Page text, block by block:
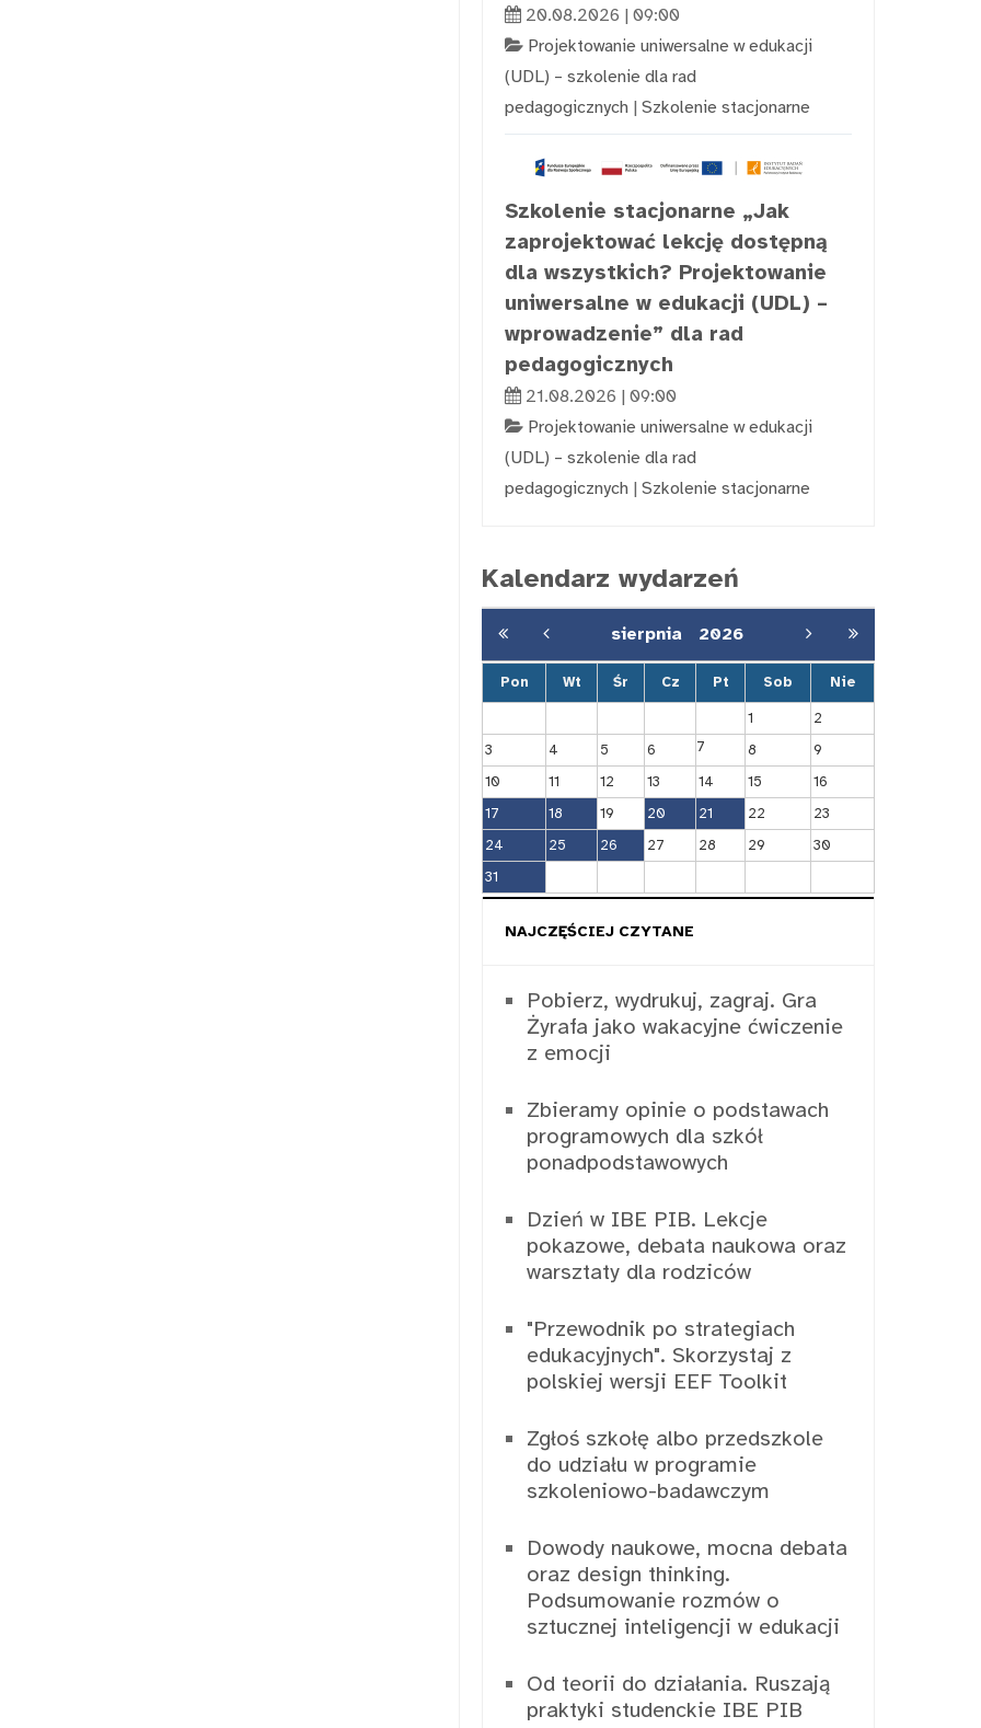
20.08.2026 | 09:00
Projektowanie uniwersalne w edukacji
(UDL) – szkolenie dla rad
pedagogicznych | Szkolenie stacjonarne
Szkolenie stacjonarne „Jak
zaprojektować lekcję dostępną
dla wszystkich? Projektowanie
uniwersalne w edukacji (UDL) –
wprowadzenie” dla rad
pedagogicznych
21.08.2026 | 09:00
Projektowanie uniwersalne w edukacji
(UDL) – szkolenie dla rad
pedagogicznych | Szkolenie stacjonarne
Kalendarz wydarzeń
sierpnia 2026
Pon Wt Śr Cz Pt Sob Nie
1
2
3
4 5 6 7 8
9
10
11 12 13 14 15
16
17
18 19 20 21 22
23
24
25 26 27 28 29
30
31
NAJCZĘŚCIEJ CZYTANE
Pobierz, wydrukuj, zagraj. Gra
Żyrafa jako wakacyjne ćwiczenie
z emocji
Zbieramy opinie o podstawach
programowych dla szkół
ponadpodstawowych
Dzień w IBE PIB. Lekcje
pokazowe, debata naukowa oraz
warsztaty dla rodziców
"Przewodnik po strategiach
edukacyjnych". Skorzystaj z
polskiej wersji EEF Toolkit
Zgłoś szkołę albo przedszkole
do udziału w programie
szkoleniowo-badawczym
Dowody naukowe, mocna debata
oraz design thinking.
Podsumowanie rozmów o
sztucznej inteligencji w edukacji
Od teorii do działania. Ruszają
praktyki studenckie IBE PIB